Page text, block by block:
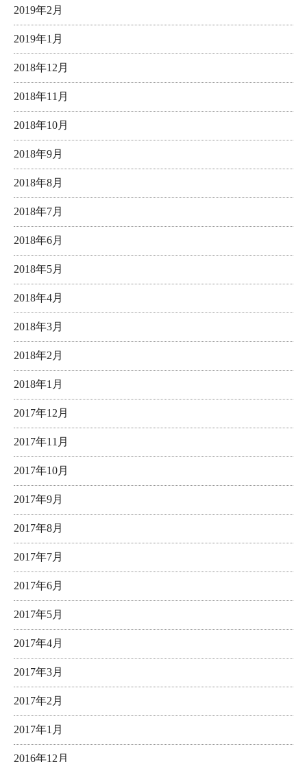
2019年2月
2019年1月
2018年12月
2018年11月
2018年10月
2018年9月
2018年8月
2018年7月
2018年6月
2018年5月
2018年4月
2018年3月
2018年2月
2018年1月
2017年12月
2017年11月
2017年10月
2017年9月
2017年8月
2017年7月
2017年6月
2017年5月
2017年4月
2017年3月
2017年2月
2017年1月
2016年12月